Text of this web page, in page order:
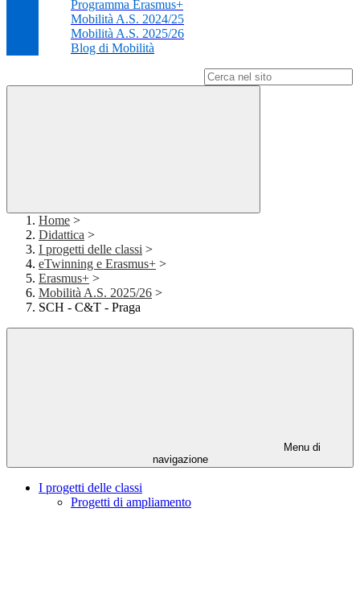
Programma Erasmus+
Mobilità A.S. 2024/25
Mobilità A.S. 2025/26
Blog di Mobilità
Home >
Didattica >
I progetti delle classi >
eTwinning e Erasmus+ >
Erasmus+ >
Mobilità A.S. 2025/26 >
SCH - C&T - Praga
Menu di
navigazione
I progetti delle classi
Progetti di ampliamento